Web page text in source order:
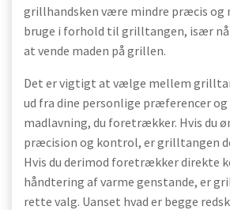
grillhandsken være mindre præcis og
bruge i forhold til grilltangen, især
at vende maden på grillen.
Det er vigtigt at vælge mellem
ud fra dine personlige præferencer og
madlavning, du foretrækker. Hvis du
præcision og kontrol, er grilltangen
Hvis du derimod foretrækker direkte
håndtering af varme genstande, er
rette valg. Uanset hvad er begge